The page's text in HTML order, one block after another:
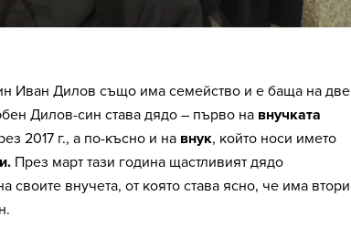
Иван Дилов също има семейство и е баща на две
Дилов-син става дядо – първо на внучката
2017 г., а по-късно и на внук, който носи името
През март тази година щастливият дядо
своите внучета, от която става ясно, че има втори